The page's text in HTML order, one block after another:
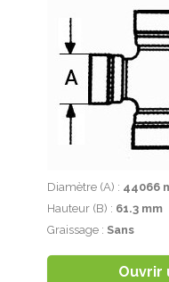
Diamètre (A) : 44066
Hauteur (B) : 61.3 mm
Graissage : Sans
Ouvrir